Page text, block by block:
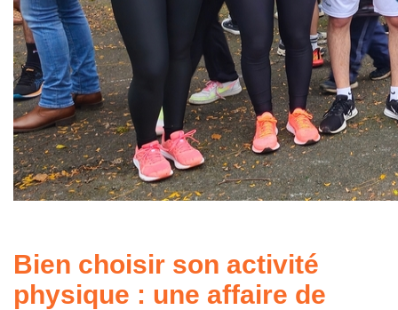
Bien choisir son activité
physique : une affaire de